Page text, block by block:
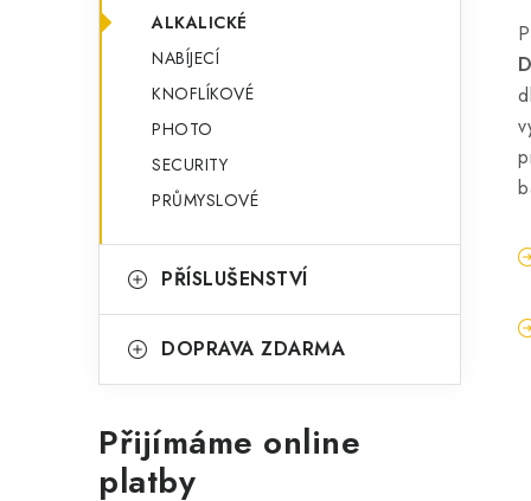
ALKALICKÉ
NABÍJECÍ
KNOFLÍKOVÉ
PHOTO
SECURITY
PRŮMYSLOVÉ
PŘÍSLUŠENSTVÍ
DOPRAVA ZDARMA
Přijímáme online
platby